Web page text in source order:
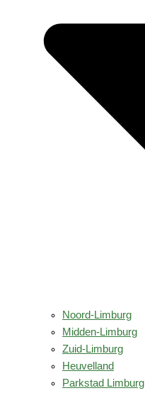
Noord-Limburg
Midden-Limburg
Zuid-Limburg
Heuvelland
Parkstad Limburg